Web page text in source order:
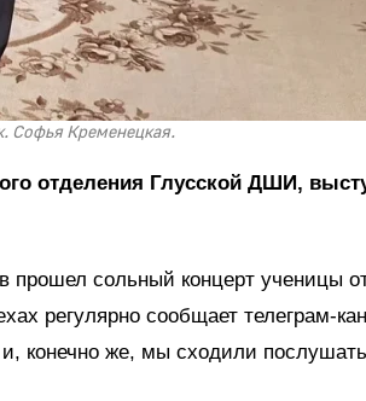
Софья Кременецкая.
отделения Глусской ДШИ,
прошел сольный концерт ученицы
регулярно сообщает телеграм-
конечно же, мы сходили